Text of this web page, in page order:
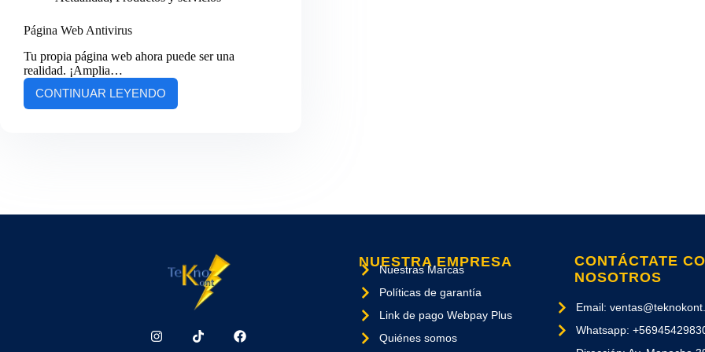
Página Web Antivirus
Tu propia página web ahora puede ser una
realidad. ¡Amplia…
CONTINUAR LEYENDO
NUESTRA EMPRESA
Nuestras Marcas
Políticas de garantía
Link de pago Webpay Plus
Quiénes somos
CONTÁCTATE
NOSOTROS
Email:
Whatsapp: